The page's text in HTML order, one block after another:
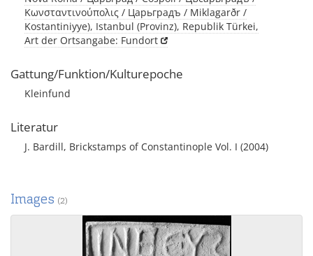
Κωνσταντινούπολις / Царьградъ / Miklagarðr /
Kostantiniyye), Istanbul (Provinz), Republik Türkei,
Art der Ortsangabe: Fundort
Gattung/Funktion/Kulturepoche
Kleinfund
Literatur
J. Bardill, Brickstamps of Constantinople Vol. I (2004)
Images (2)